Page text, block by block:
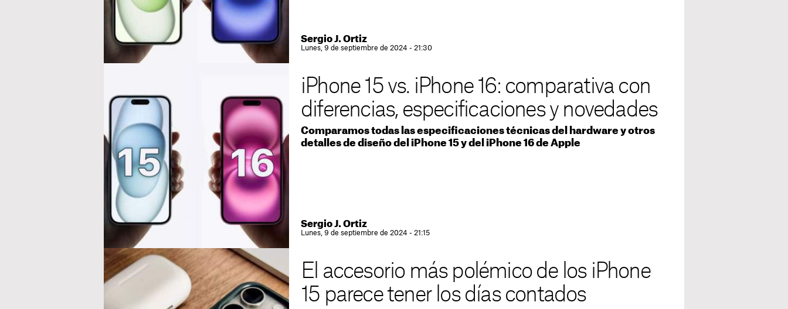
Sergio J. Ortiz
Lunes, 9 de septiembre de 2024 - 21:30
iPhone 15 vs. iPhone 16: comparativa con
diferencias, especificaciones y novedades
Comparamos todas las especificaciones técnicas del hardware y otros
detalles de diseño del iPhone 15 y del iPhone 16 de Apple
Sergio J. Ortiz
Lunes, 9 de septiembre de 2024 - 21:15
El accesorio más polémico de los iPhone
15 parece tener los días contados